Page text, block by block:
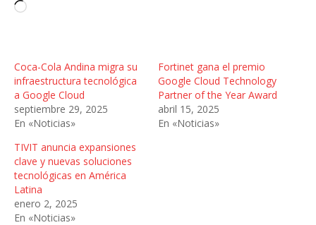
C
n
d
o
.
.
.
Coca-Cola Andina migra su
infraestructura tecnológica
a Google Cloud
septiembre 29, 2025
En «Noticias»
Fortinet gana el premio
Google Cloud Technology
Partner of the Year Award
abril 15, 2025
En «Noticias»
TIVIT anuncia expansiones
clave y nuevas soluciones
tecnológicas en América
Latina
enero 2, 2025
En «Noticias»